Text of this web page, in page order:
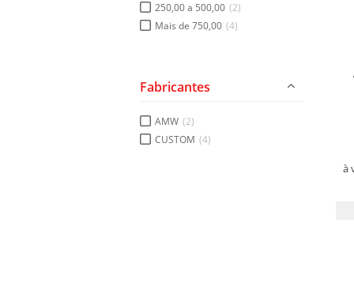
250,00 a 500,00 (2)
Mais de 750,00 (4)
Fabricantes
AMW (2)
CUSTOM (4)
à